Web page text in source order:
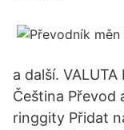
a další.
Čeština Převod
ringgity Přidat